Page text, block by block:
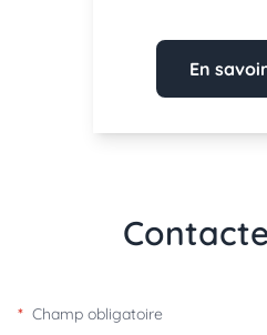
En
* Champ obligatoire